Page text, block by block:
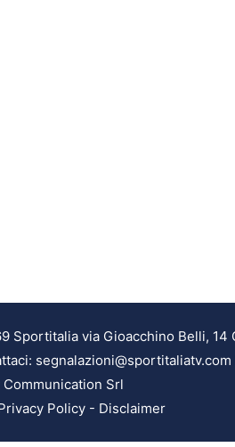
Sportitalia via Gioacchino Belli,
Srl
Policy - Disclaimer